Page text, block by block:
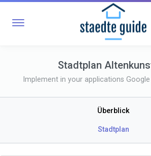
Stadtplan
Implement in your applications
Überblick
Stadtplan